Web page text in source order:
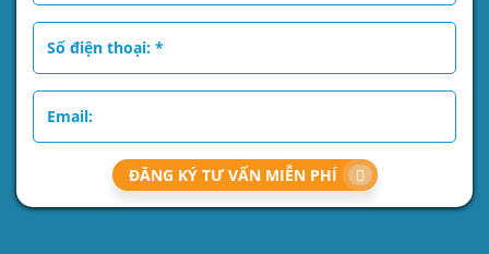
ĐĂNG KÝ TƯ VẤN MIỄN PHÍ